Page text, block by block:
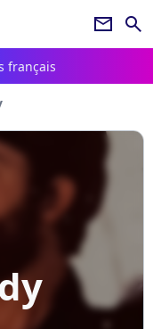
newsletter search
français